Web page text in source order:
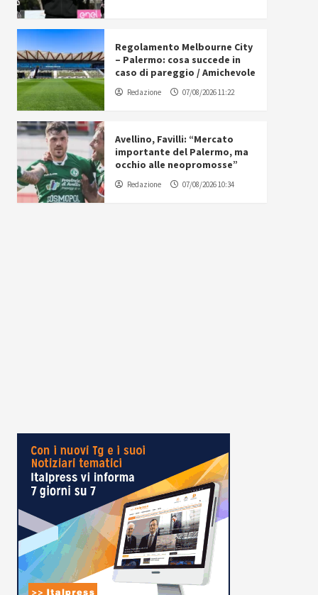
Regolamento Melbourne City
– Palermo: cosa succede in
caso di pareggio / Amichevole
Redazione 07/08/2026 11:22
Avellino, Favilli: “Mercato
importante del Palermo, ma
occhio alle neopromosse”
Redazione 07/08/2026 10:34